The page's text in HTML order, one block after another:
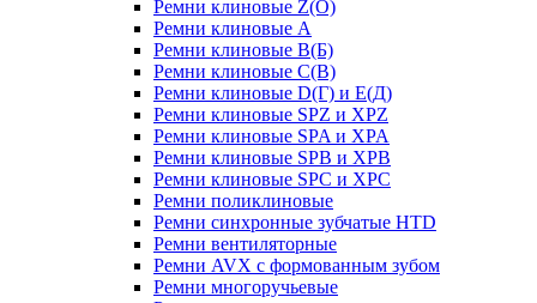
Ремни клиновые Z(О)
Ремни клиновые А
Ремни клиновые В(Б)
Ремни клиновые С(В)
Ремни клиновые D(Г) и Е(Д)
Ремни клиновые SPZ и XPZ
Ремни клиновые SPA и XPA
Ремни клиновые SPB и XPB
Ремни клиновые SPC и XPC
Ремни поликлиновые
Ремни синхронные зубчатые HTD
Ремни вентиляторные
Ремни AVX с формованным зубом
Ремни многоручьевые